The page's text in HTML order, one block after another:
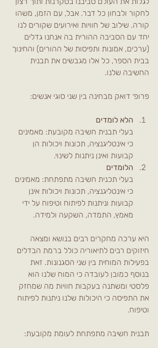
לחקור ולבחון כל דבר. אבל, עם הזמן, משהו
קורה. שילוב של חוויות ואירועים שקורים לנו
יחד עם הסביבה ההורית בה אנחנו גדלים
(ערכים, אמונות ותפיסות של ההורים) והחינוך
בבית הספר, כל אלו מגבשים את תבנית
החשיבה שלנו.
פרופ׳ דואק מבחינה בין שני סוגי אנשים:
הלא לומדים
בעלי תבנית חשיבה מקובעת: מאמינים
כי אינטליגנציה, תכונות ויכולות הן
קבועות ואינן ניתנות לשינוי.
הלומדים
בעלי תכנית חשיבה מתפתחת: מאמינים
כי אינטליגנציה, תכונות ויכולות אינן
קבועות וניתנות לפיתוח וטיפוח על ידי
מאמץ, התמדה, השקעה ולמידה.
היא ערכה מחקרים רבים בנושא ומצאה
חיזוקים רבים לתיאוריה כולל ברמת הבדלים
בפעילות המוחית בין שני הסגנונות. זאת
בנוסף כמובן לעובדה כי המוח שלנו הוא
פלסטי ומשתנה בעקבות חוויות מה שמחזק
את התפיסה כי היכולות שלנו ניתנות לפיתוח
וטיפוח.
תבנית חשיבה מתפתחת לעומת מקובעת: